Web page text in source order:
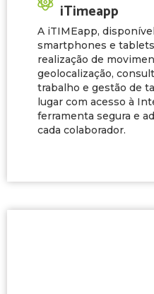
iTimeapp
A iTIMEapp,
smartphones e
realização de
geolocalização,
trabalho e gestão de
lugar com acesso à
ferramenta segura e
cada colaborador.